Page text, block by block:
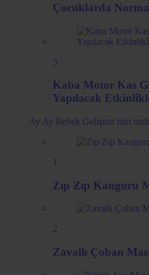
Çocuklarda
3
Kaba Motor Kas
Yapılacak
Ay Ay Bebek Gelişimi tüm
1
Zıp Zıp Kanguru
2
Zavallı Çoban